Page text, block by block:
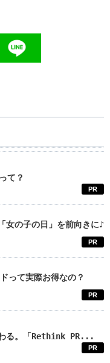
て？
PR
女の子の日」を前向きに♪
PR
って実際お得なの？
PR
わる。「Rethink PR...
PR